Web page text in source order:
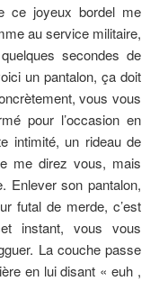
ce joyeux bordel me
au service militaire,
secondes de
un pantalon, ça doit
vous vous
pour l’occasion en
intimité, un rideau de
me direz vous, mais
Enlever son pantalon,
futal de merde, c’est
instant, vous vous
La couche passe
en lui disant « euh ,